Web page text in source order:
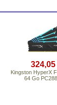
324,05
Kingston HyperX
64 Go